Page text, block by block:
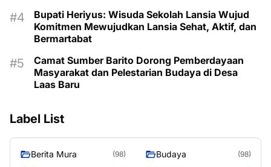
Bupati Heriyus: Wisuda Sekolah Lansia Wujud
Komitmen Mewujudkan Lansia Sehat, Aktif, dan
Bermartabat
Camat Sumber Barito Dorong Pemberdayaan
Masyarakat dan Pelestarian Budaya di Desa
Laas Baru
Label List
Berita Mura (98) Budaya (98)